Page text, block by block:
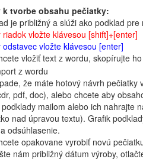
k tvorbe obsahu pečiatky:
je približný a slúži ako podklad pre
riadok vložte klávesou [shift]+[enter]
odstavec vložte klávesou [enter]
vložiť text z wordu, skopírujte
že máte hotový návrh pečiatky
pdf, doc), alebo chcete aby
mailom alebo ich nahrajte
nad úpravou textu). Grafik
odsúhlasenie.
opakovane vyrobiť novú
nám približný dátum výroby,